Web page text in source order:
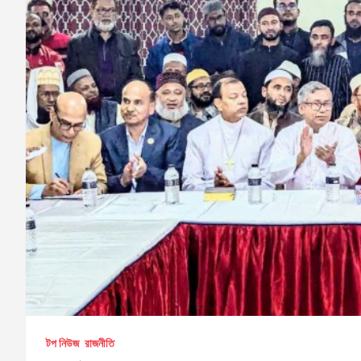
টপ নিউজ রাজনীতি